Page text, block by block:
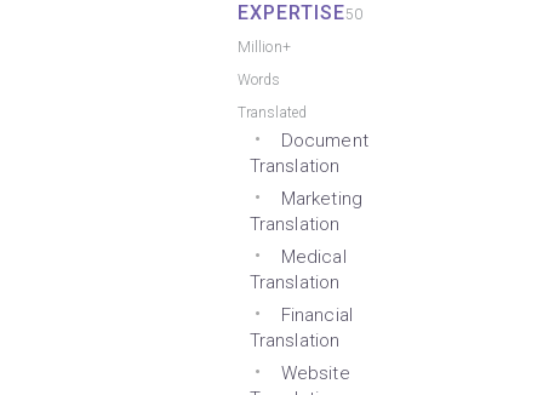
EXPERTISE50
Million+
Words
Translated
Document
Translation
Marketing
Translation
Medical
Translation
Financial
Translation
Website